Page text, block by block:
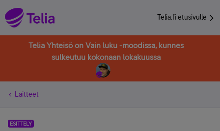
Telia.fi etusivulle
Telia Yhteisö on Vain luku -moodissa, kunnes
sulkeutuu kokonaan lokakuussa
Laitteet
ESITTELY